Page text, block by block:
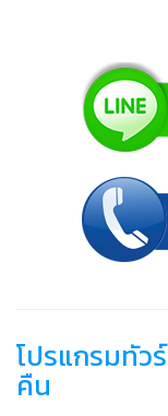
โปรแกรมทัว
คืน